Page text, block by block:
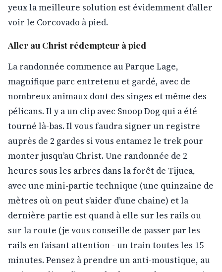
yeux la meilleure solution est évidemment d’aller
voir le Corcovado à pied.
Aller au Christ rédempteur à pied
La randonnée commence au Parque Lage,
magnifique parc entretenu et gardé, avec de
nombreux animaux dont des singes et même des
pélicans. Il y a un clip avec Snoop Dog qui a été
tourné là-bas. Il vous faudra signer un registre
auprès de 2 gardes si vous entamez le trek pour
monter jusqu’au Christ. Une randonnée de 2
heures sous les arbres dans la forêt de Tijuca,
avec une mini-partie technique (une quinzaine de
mètres où on peut s’aider d’une chaine) et la
dernière partie est quand à elle sur les rails ou
sur la route (je vous conseille de passer par les
rails en faisant attention - un train toutes les 15
minutes. Pensez à prendre un anti-moustique, au